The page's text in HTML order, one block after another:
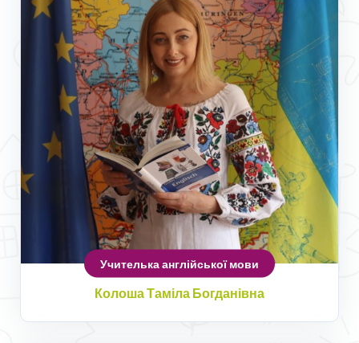
Учителька англійської мови
Колоша Таміла Богданівна